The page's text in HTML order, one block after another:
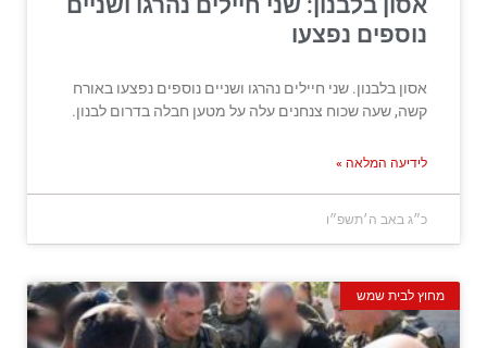
אסון בלבנון: שני חיילים נהרגו ושניים
נוספים נפצעו
אסון בלבנון. שני חיילים נהרגו ושניים נוספים נפצעו באורח
קשה, שעה שכוח צנחנים עלה על מטען חבלה בדרום לבנון.
לידיעה המלאה »
כ״ג באב ה׳תשפ״ו
מחוץ לבית שמש